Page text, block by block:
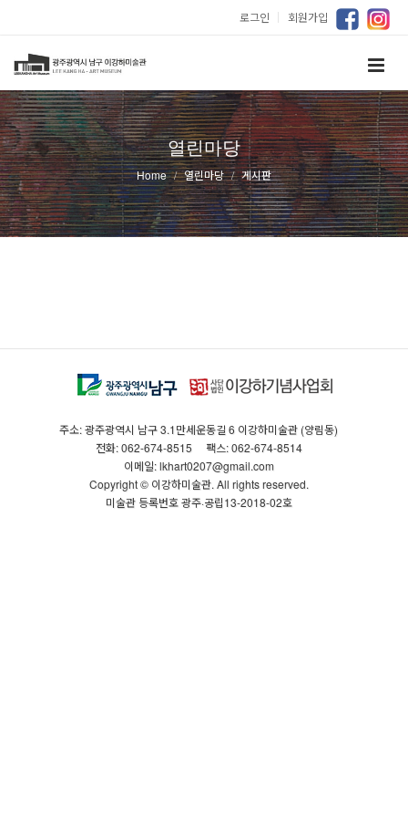
로그인 ｜ 회원가입
열린마당
Home 열린마당 게시판
주소: 광주광역시 남구 3.1만세운동길 6 이강하미술관 (양림동)
전화: 062-674-8515
팩스: 062-674-8514
이메일: lkhart0207@gmail.com
Copyright © 이강하미술관. All rights reserved.
미술관 등록번호 광주·공립13-2018-02호